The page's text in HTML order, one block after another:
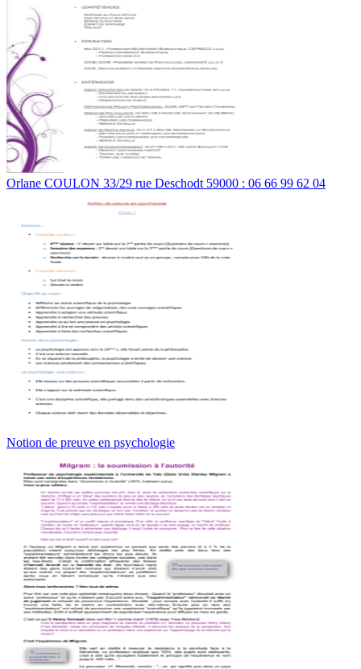
Orlane COULON 33/29 rue Deschodt 59000 : 06 66 99 62 04
Notion de preuve en psychologie